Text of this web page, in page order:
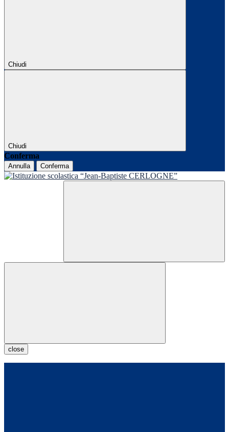
Chiudi
Chiudi
Conferma
Annulla Conferma
close